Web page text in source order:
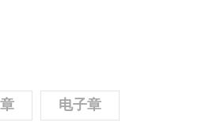
电子章